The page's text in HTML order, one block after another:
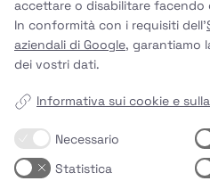
+4553 76 93 73 Telefono/
team@uhhmami.com
accettare o disabilitare facendo
In conformità con i requisiti dell'
aziendali di Google, garantiamo
dei vostri dati.
Informativa sui cookie e
Necessario
Statistica